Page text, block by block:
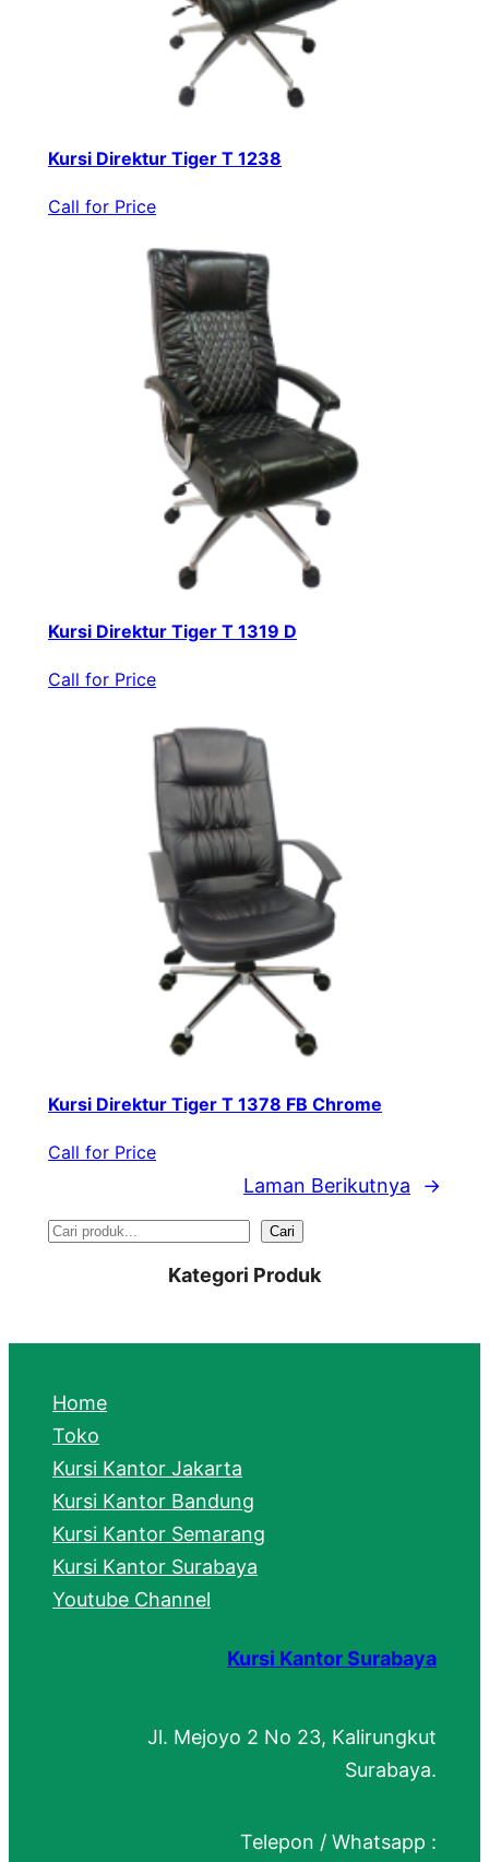
Kursi Direktur Tiger T 1238
Call for Price
Kursi Direktur Tiger T 1319 D
Call for Price
Kursi Direktur Tiger T 1378 FB Chrome
Call for Price
Laman Berikutnya →
S
r
h
Cari
Kategori Produk
Home
Toko
Kursi Kantor Jakarta
Kursi Kantor Bandung
Kursi Kantor Semarang
Kursi Kantor Surabaya
Youtube Channel
Kursi Kantor Surabaya
Jl. Mejoyo 2 No 23, Kalirungkut
Surabaya.
Telepon / Whatsapp :